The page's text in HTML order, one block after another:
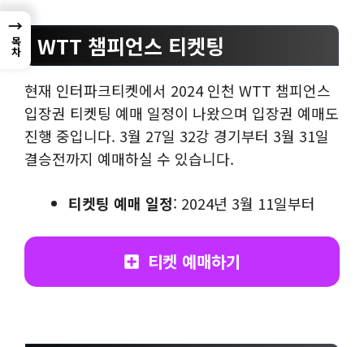
WTT 챔피언스 티켓팅
현재 인터파크티켓에서 2024 인천 WTT 챔피언스
입장권 티켓팅 예매 일정이 나왔으며 입장권 예매도
진행 중입니다. 3월 27일 32강 경기부터 3월 31일
결승전까지 예매하실 수 있습니다.
티켓팅 예매 일정: 2024년 3월 11일부터
티켓 예매하기
→
목차